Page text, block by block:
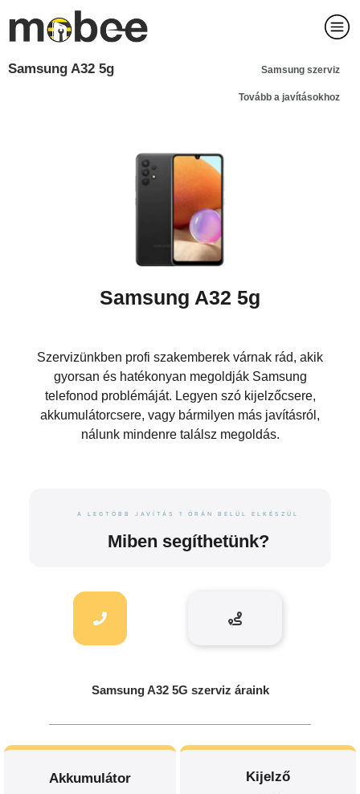
Samsung A32 5g Samsung szerviz
Tovább a javításokhoz
Samsung A32 5g
Szervizünkben profi szakemberek várnak rád, akik
gyorsan és hatékonyan megoldják Samsung
telefonod problémáját. Legyen szó kijelzőcsere,
akkumulátorcsere, vagy bármilyen más javításról,
nálunk mindenre találsz megoldás.
A LEGTÖBB JAVÍTÁS 1 ÓRÁN BELÜL ELKÉSZÜL
Miben segíthetünk?
Samsung A32 5G szerviz áraink
Akkumulátor Kijelző